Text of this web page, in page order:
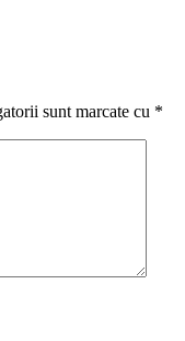
sunt marcate cu *